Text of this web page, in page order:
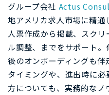
グループ会社 Actus
地アメリカ求人市場に精
人票作成から掲載、スク
ル調整、までをサポート
後のオンボーディングも
タイミングや、進出時に
方についても、実務的な